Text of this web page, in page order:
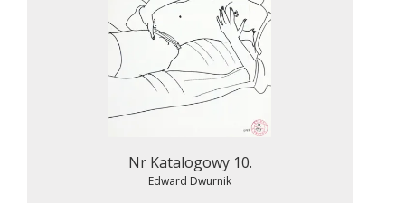
Nr Katalogowy 10.
Edward Dwurnik